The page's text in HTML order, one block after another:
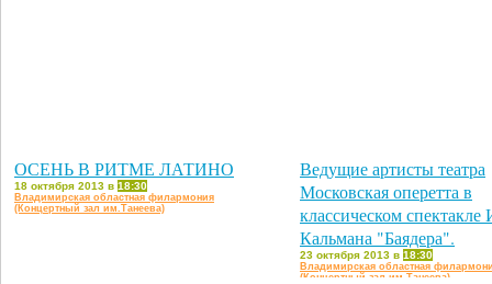
ОСЕНЬ В РИТМЕ ЛАТИНО
18 октября 2013 в 18:30
Владимирская областная филармония
(Концертный зал им.Танеева)
Ведущие артисты театра
Московская оперетта в
классическом спектакле
Кальмана "Баядера".
23 октября 2013 в 18:30
Владимирская областная
(Концертный зал им.Танеева)